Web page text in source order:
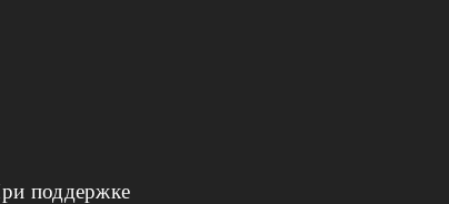
поддержке